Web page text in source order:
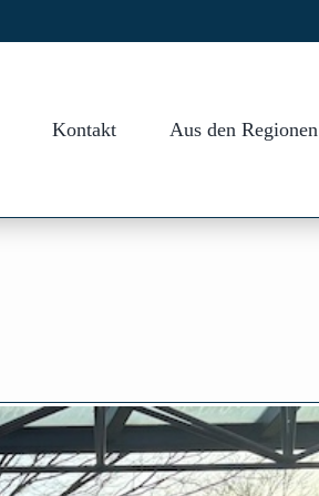
Kontakt Aus den Regionen